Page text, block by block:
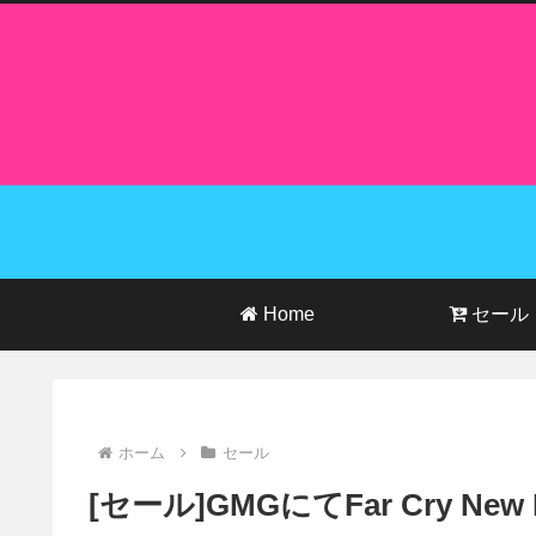
Home セール
ホーム セール
[セール]GMGにてFar Cry